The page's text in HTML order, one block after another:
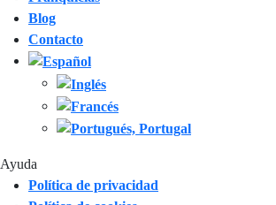
Blog
Contacto
Ayuda
Política de privacidad